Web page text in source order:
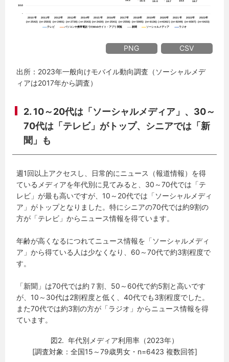
PNG CSV
出所：2023年一般向けモバイル動向調査（ソーシャルメデ
ィアは2017年から調査）
2. 10～20代は「ソーシャルメディア」、30～
70代は「テレビ」がトップ、シニアでは「新
聞」も
週1回以上アクセスし、日常的にニュース（報道情報）を得
ているメディアを年代別に見てみると、30～70代では「テ
レビ」が最も高いですが、10～20代では「ソーシャルメディ
ア」がトップとなりました。特にシニアの70代では約9割の
方が「テレビ」からニュース情報を得ています。
年齢が高くなるにつれてニュース情報を「ソーシャルメディ
ア」から得ている人は少なくなり、60～70代で約3割程度で
す。
「新聞」は70代では約７割、50～60代で約5割と高いです
が、10～30代は2割程度と低く、40代でも3割程度でした。
また70代では約3割の方が「ラジオ」からニュース情報を得
ています。
図2. 年代別メディア利用率（2023年）
[調査対象：全国15～79歳男女・n=6423 複数回答]